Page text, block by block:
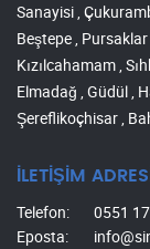
Sanayisi ,
Beştepe , Pursaklar
Kızılcahamam ,
Elmadağ , Güdül ,
Şereflikoçhisar ,
İLETİŞİM ADRESİ
Telefon:
0551
Eposta: